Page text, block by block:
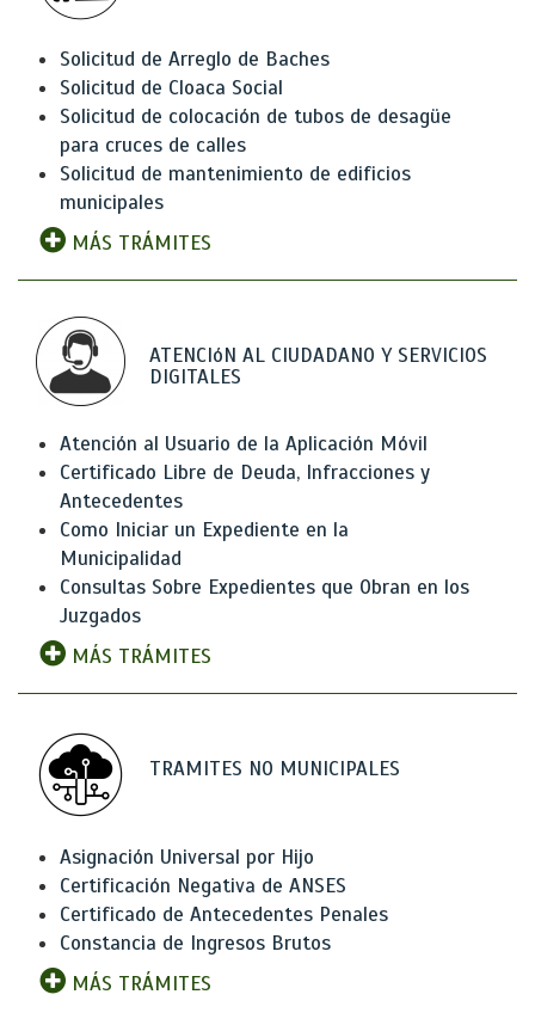
Solicitud de Arreglo de Baches
Solicitud de Cloaca Social
Solicitud de colocación de tubos de desagüe
para cruces de calles
Solicitud de mantenimiento de edificios
municipales
MÁS TRÁMITES
ATENCIóN AL CIUDADANO Y SERVICIOS
DIGITALES
Atención al Usuario de la Aplicación Móvil
Certificado Libre de Deuda, Infracciones y
Antecedentes
Como Iniciar un Expediente en la
Municipalidad
Consultas Sobre Expedientes que Obran en los
Juzgados
MÁS TRÁMITES
TRAMITES NO MUNICIPALES
Asignación Universal por Hijo
Certificación Negativa de ANSES
Certificado de Antecedentes Penales
Constancia de Ingresos Brutos
MÁS TRÁMITES